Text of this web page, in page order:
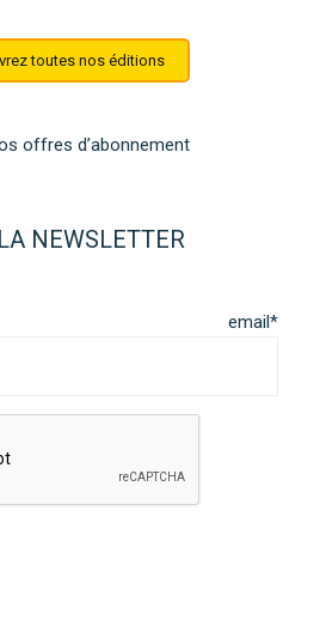
toutes nos éditions
offres d’abonnement
NEWSLETTER
email*